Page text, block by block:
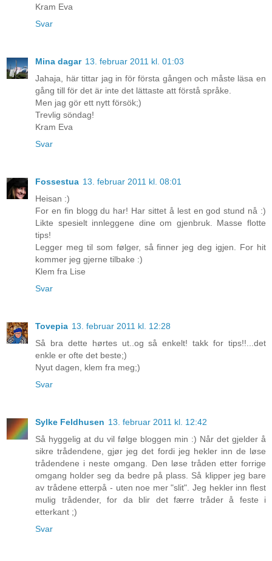
Kram Eva
Svar
Mina dagar 13. februar 2011 kl. 01:03
Jahaja, här tittar jag in för första gången och måste läsa en
gång till för det är inte det lättaste att förstå språke.
Men jag gör ett nytt försök;)
Trevlig söndag!
Kram Eva
Svar
Fossestua 13. februar 2011 kl. 08:01
Heisan :)
For en fin blogg du har! Har sittet å lest en god stund nå :)
Likte spesielt innleggene dine om gjenbruk. Masse flotte
tips!
Legger meg til som følger, så finner jeg deg igjen. For hit
kommer jeg gjerne tilbake :)
Klem fra Lise
Svar
Tovepia 13. februar 2011 kl. 12:28
Så bra dette hørtes ut..og så enkelt! takk for tips!!...det
enkle er ofte det beste;)
Nyut dagen, klem fra meg;)
Svar
Sylke Feldhusen 13. februar 2011 kl. 12:42
Så hyggelig at du vil følge bloggen min :) Når det gjelder å
sikre trådendene, gjør jeg det fordi jeg hekler inn de løse
trådendene i neste omgang. Den løse tråden etter forrige
omgang holder seg da bedre på plass. Så klipper jeg bare
av trådene etterpå - uten noe mer "slit". Jeg hekler inn flest
mulig trådender, for da blir det færre tråder å feste i
etterkant ;)
Svar